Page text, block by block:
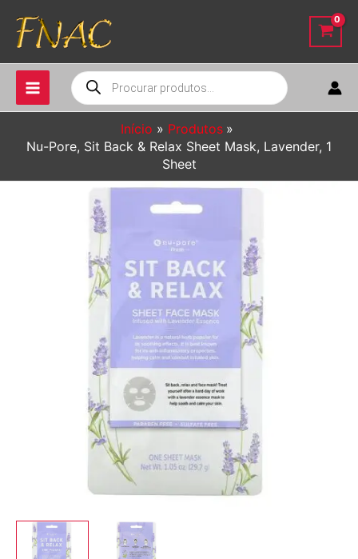
para
conteúdo
Pesquisar
produtos
Início
Produtos
Nu-Pore, Sit Back & Relax Sheet Mask, Lavender, 1
Sheet